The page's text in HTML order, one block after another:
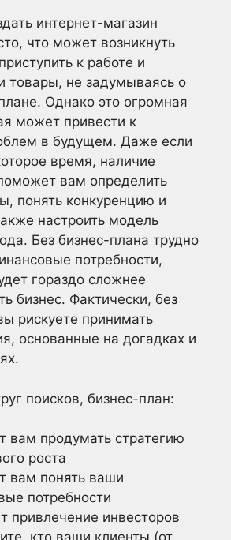
интернет-магазин
что может возникнуть
к работе и
товары, не задумываясь о
Однако это огромная
может привести к
в будущем. Даже если
время, наличие
вам определить
понять конкуренцию и
настроить модель
Без бизнес-плана трудно
потребности,
гораздо сложнее
бизнес. Фактически, без
рискуете принимать
основанные на догадках и
поисков, бизнес-план:
вам продумать стратегию
роста
вам понять ваши
потребности
привлечение инвесторов
кто ваши клиенты (от